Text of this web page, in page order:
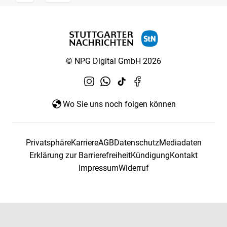
© NPG Digital GmbH 2026
Wo Sie uns noch folgen können
PrivatsphäreKarriereAGBDatenschutzMediadaten
Erklärung zur BarrierefreiheitKündigungKontakt
ImpressumWiderruf